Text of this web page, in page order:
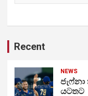
Recent
NEWS
යටතට